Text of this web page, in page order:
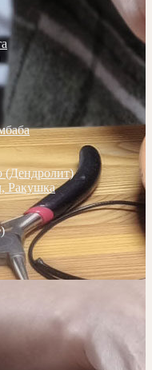
(Дендролит)
Ракушка